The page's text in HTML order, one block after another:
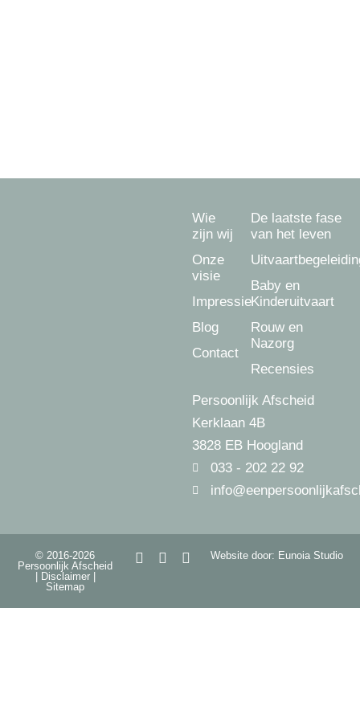
Wie
zijn wij
Onze
visie
Impressie
Blog
Contact
De laatste fase
van het leven
Baby en
Kinderuitvaart
Rouw en
Nazorg
Recensies
Persoonlijk Afscheid
Kerklaan 4B
3828 EB Hoogland
033 - 202 22 92
© 2016-2026
Persoonlijk Afscheid
Disclaimer|
Sitemap
Website door: Eunoia Studio